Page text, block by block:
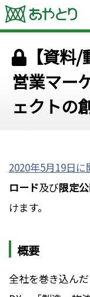
【資料/
営業マー
ェクトの
2020年5月19日
ロード及び限定
けます。
概要
全社を巻き込ん